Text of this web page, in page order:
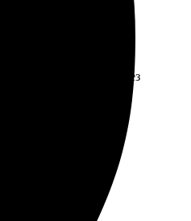
– все прошло без